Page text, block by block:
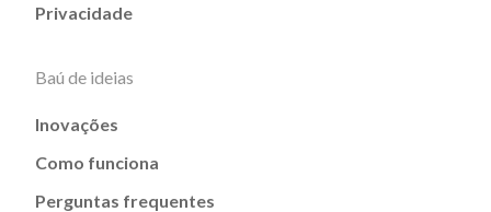
Privacidade
Baú de ideias
Inovações
Como funciona
Perguntas frequentes